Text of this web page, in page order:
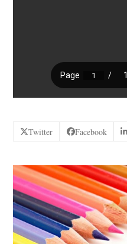
Twitter Facebook